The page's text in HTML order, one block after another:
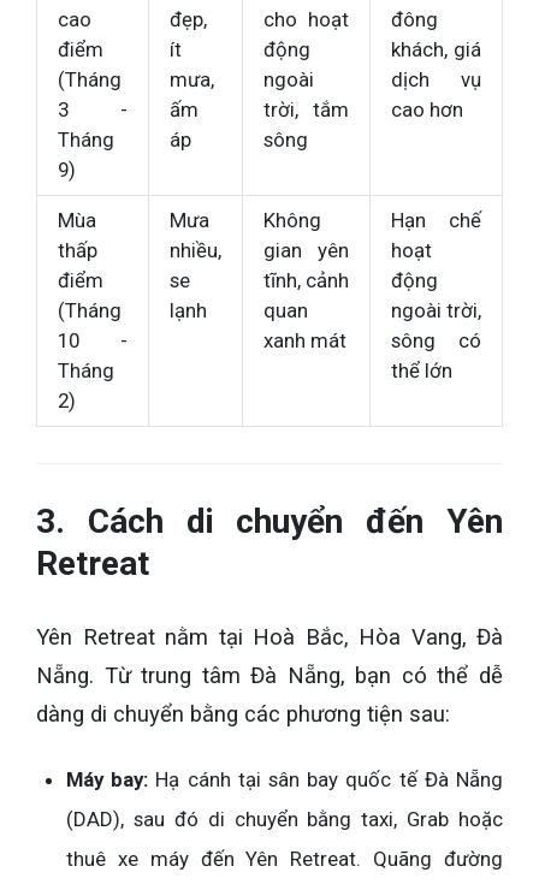
cao
điểm
(Tháng
3 -
Tháng
9)
đẹp,
ít
mưa,
ấm
áp
cho hoạt
động
ngoài
trời, tắm
sông
đông
khách, giá
dịch vụ
cao hơn
Mùa
thấp
điểm
(Tháng
10 -
Tháng
2)
Mưa
nhiều,
se
lạnh
Không
gian yên
tĩnh, cảnh
quan
xanh mát
Hạn chế
hoạt
động
ngoài trời,
sông có
thể lớn
3. Cách di chuyển đến Yên
Retreat
Yên Retreat nằm tại Hoà Bắc, Hòa Vang, Đà
Nẵng. Từ trung tâm Đà Nẵng, bạn có thể dễ
dàng di chuyển bằng các phương tiện sau:
Máy bay: Hạ cánh tại sân bay quốc tế Đà Nẵng
(DAD), sau đó di chuyển bằng taxi, Grab hoặc
thuê xe máy đến Yên Retreat. Quãng đường